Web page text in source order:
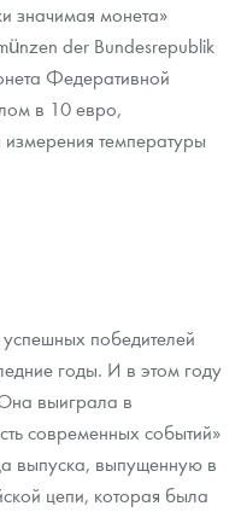
значимая монета»
der Bundesrepublik
Федеративной
в 10 евро,
температуры
победителей
годы. И в этом году
выиграла в
современных событий»
выпуска, выпущенную в
цепи, которая была